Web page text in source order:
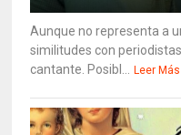
Aunque no representa a
similitudes con
cantante. Posibl... Leer Más